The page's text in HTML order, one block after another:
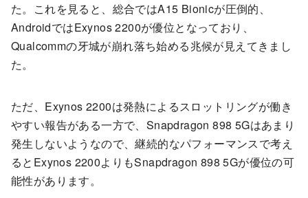
た。これを見ると、総合ではA15 Bionicが圧倒的、
AndroidではExynos 2200が優位となっており、
Qualcommの牙城が崩れ落ち始める兆候が見えてきまし
た。
ただ、Exynos 2200は発熱によるスロットリングが働き
やすい報告がある一方で、Snapdragon 898 5Gはあまり
発生しないようなので、継続的なパフォーマンスで考え
るとExynos 2200よりもSnapdragon 898 5Gが優位の可
能性があります。